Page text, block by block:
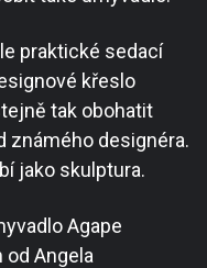
praktické sedací
křeslo
tak obohatit
známého designéra.
jako skulptura.
Agape
Angela